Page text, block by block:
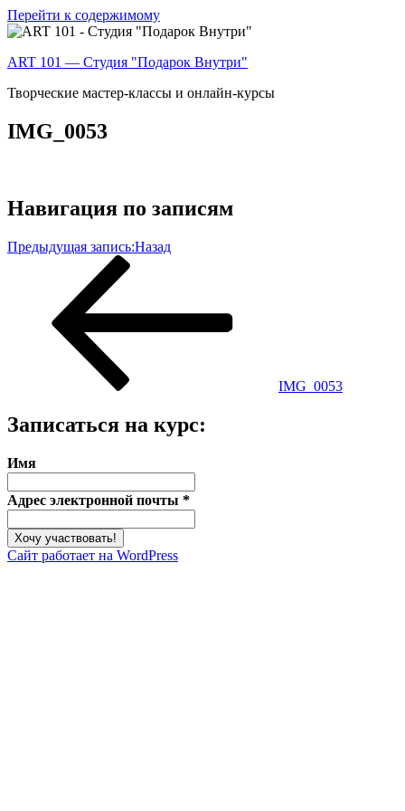
Перейти к содержимому
ART 101 — Студия "Подарок Внутри"
Творческие мастер-классы и онлайн-курсы
IMG_0053
Навигация по записям
Предыдущая запись:Назад
IMG_0053
Записаться на курс:
Имя
Адрес электронной почты *
Сайт работает на WordPress